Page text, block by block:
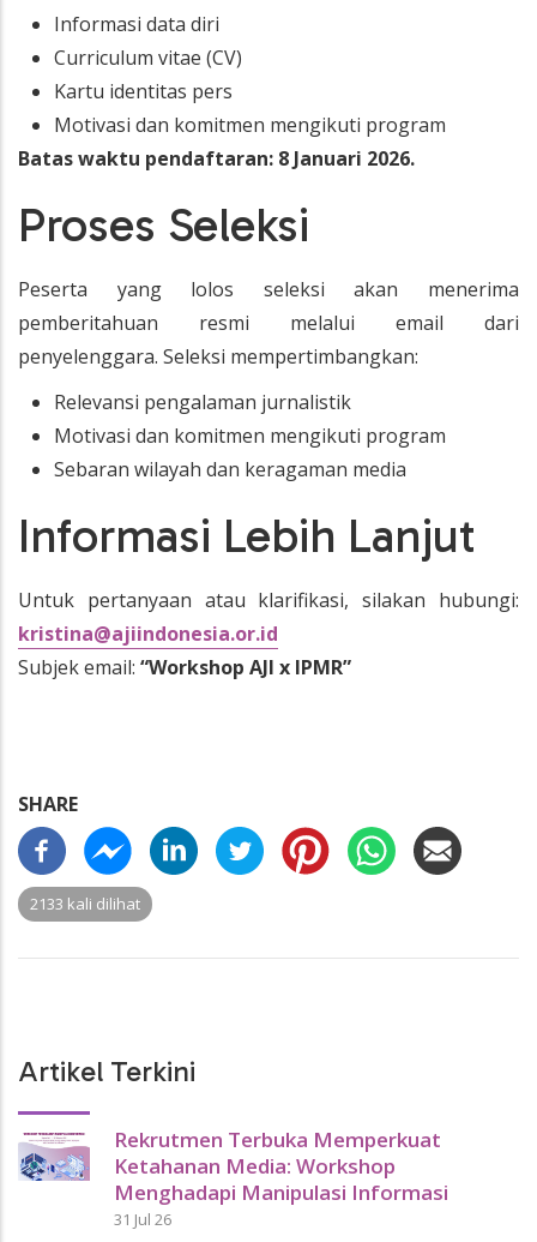
Informasi data diri
Curriculum vitae (CV)
Kartu identitas pers
Motivasi dan komitmen mengikuti program
Batas waktu pendaftaran: 8 Januari 2026.
Proses Seleksi
Peserta yang lolos seleksi akan menerima
pemberitahuan resmi melalui email dari
penyelenggara. Seleksi mempertimbangkan:
Relevansi pengalaman jurnalistik
Motivasi dan komitmen mengikuti program
Sebaran wilayah dan keragaman media
Informasi Lebih Lanjut
Untuk pertanyaan atau klarifikasi, silakan hubungi:
kristina@ajiindonesia.or.id
Subjek email: “Workshop AJI x IPMR”
SHARE
2133 kali dilihat
Artikel Terkini
Rekrutmen Terbuka Memperkuat
Ketahanan Media: Workshop
Menghadapi Manipulasi Informasi
31 Jul 26